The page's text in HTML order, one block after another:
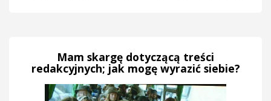
Mam skargę dotyczącą treści
redakcyjnych; jak mogę wyrazić siebie?